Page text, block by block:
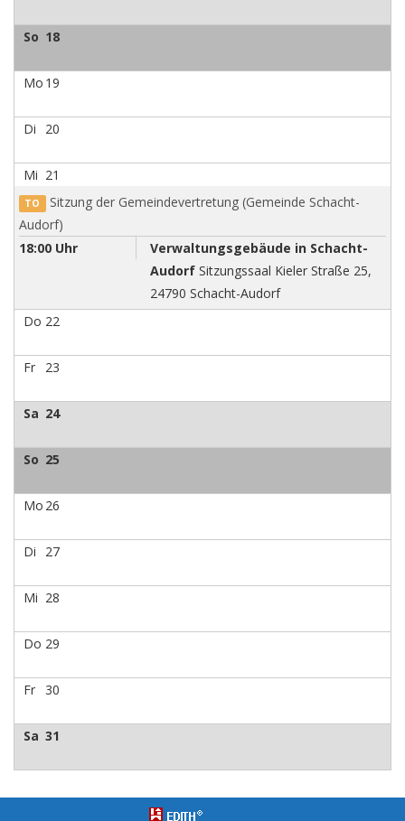
So 18
Mo 19
Di 20
Mi 21
TO Sitzung der Gemeindevertretung (Gemeinde Schacht-
Audorf)
18:00 Uhr
Verwaltungsgebäude in Schacht-
Audorf Sitzungssaal Kieler Straße 25,
24790 Schacht-Audorf
Do 22
Fr 23
Sa 24
So 25
Mo 26
Di 27
Mi 28
Do 29
Fr 30
Sa 31